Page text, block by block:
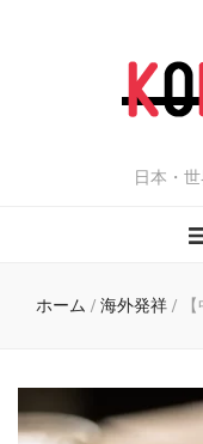
日本・
ホーム / 海外発祥 /